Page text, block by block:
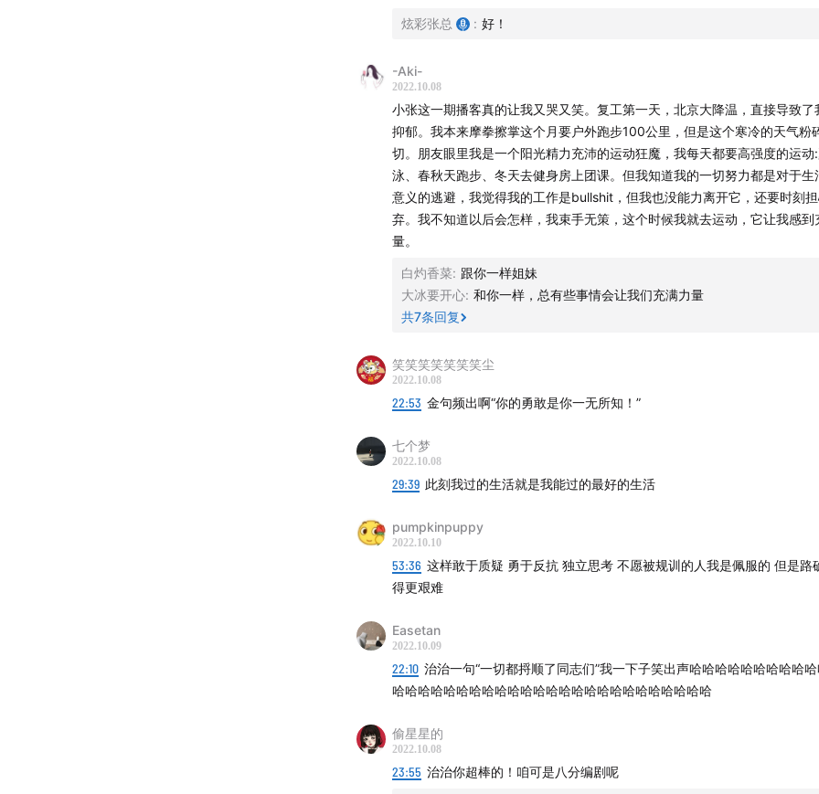
炫彩张总 : 好！
-Aki-
2022.10.08
小张这一期播客真的让我又哭又笑。复工第一天，北京大降温，直接导致了
抑郁。我本来摩拳擦掌这个月要户外跑步100公里，但是这个寒冷的天气粉
切。朋友眼里我是一个阳光精力充沛的运动狂魔，我每天都要高强度的运动
泳、春秋天跑步、冬天去健身房上团课。但我知道我的一切努力都是对于生
意义的逃避，我觉得我的工作是bullshit，但我也没能力离开它，还要时刻
弃。我不知道以后会怎样，我束手无策，这个时候我就去运动，它让我感到
量。
白灼香菜: 跟你一样姐妹
大冰要开心: 和你一样，总有些事情会让我们充满力量
共7条回复
笑笑笑笑笑笑笑尘
2022.10.08
22:53 金句频出啊“你的勇敢是你一无所知！”
七个梦
2022.10.08
29:39 此刻我过的生活就是我能过的最好的生活
pumpkinpuppy
2022.10.10
53:36 这样敢于质疑 勇于反抗 独立思考 不愿被规训的人我是佩服的 但是路
得更艰难
Easetan
2022.10.09
22:10 治治一句“一切都捋顺了同志们”我一下子笑出声哈哈哈哈哈哈哈哈哈
哈哈哈哈哈哈哈哈哈哈哈哈哈哈哈哈哈哈哈哈哈哈哈哈哈
偷星星的
2022.10.08
23:55 治治你超棒的！咱可是八分编剧呢